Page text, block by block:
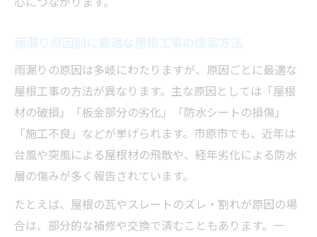
雨漏りの原因は多岐にわたりますが、原因ごとに最適な
屋根工事の方法が異なります。主な原因としては「屋根
材の破損」「板金部分の劣化」「防水シートの損傷」
「施工不良」などが挙げられます。市原市でも、近年は
台風や突風による屋根材の飛散や、経年劣化による防水
層の傷みが多く報告されています。
たとえば、屋根の瓦やスレートのズレ・割れが原因の場
合は、部分的な補修や交換で済むこともあります。一